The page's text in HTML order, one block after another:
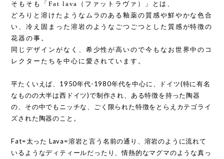
そもそも「Fat lava（ファットラヴァ）」とは、
どろりと溶けたようなムラのある釉薬の質感や鮮やかな色合
い、冷え固まった溶岩のようなごつごつとした質感が特徴の
花器の事。
同じデザインがなく、希少性が高いので今もなお世界中のコ
レクターたちを中心に愛されています。
平たくいえば、1950年代-1980年代を中心に、ドイツ(特に有名
なものの大半は西ドイツ)で制作され、ある特徴を持った陶器
の、その中でもニッチな、ごく限られた特徴をとらえカテゴライ
ズされた陶器のこと。
Fat=太った Lava=溶岩と言う名前の通り、溶岩のように流れて
いるようなディティールだったり、情熱的なマグマのような真っ